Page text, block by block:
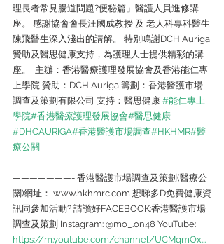
理長者常見腸道問題?便秘篇」醫護人員進修講
座。 感謝協會會長汪國成教授 及 老人科專科醫生
陳飛醫生深入淺出的講解。 特別鳴謝DCH Auriga
贊助及醫思健康支持，為護理人士提供精彩的講
座。  主辦：香港醫療護理發展協會及香港能仁專
上學院 贊助：DCH Auriga 籌劃：香港醫護市場
調查及策劃有限公司 支持：醫思健康 #能仁專上
學院#香港醫療護理發展協會#醫思健康
#DHCAURIGA#香港醫護市場調查#HKHMR#醫
療公關
———————————————————————
———————- 香港醫護市場調查及策劃(醫療公
關)網址： www.hkhmrc.com 想睇多D免費健康資
訊同參加活動? 請讚好FACEBOOK:香港醫護市場
調查及策劃 Instagram: @mo_.on48 YouTube:
https://m.youtube.com/channel/UCMqmOx...